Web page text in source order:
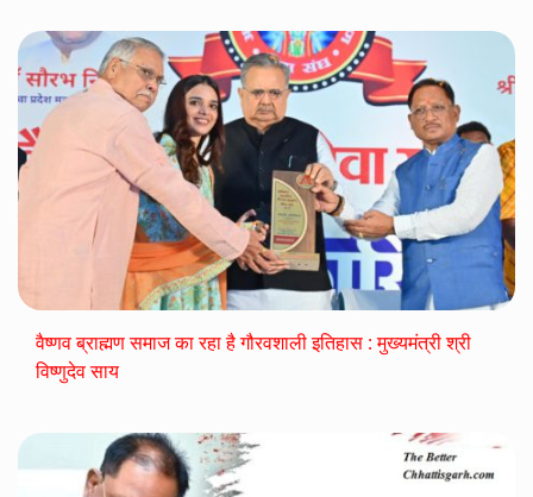
वैष्णव ब्राह्मण समाज का रहा है गौरवशाली इतिहास : मुख्यमंत्री श्री
विष्णुदेव साय